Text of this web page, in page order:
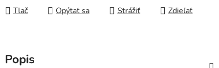
Tlač Opýtať sa Strážiť Zdieľať
Popis